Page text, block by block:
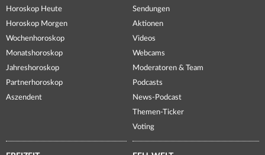
Horoskop Heute
Horoskop Morgen
Wochenhoroskop
Monatshoroskop
Jahreshoroskop
Partnerhoroskop
Aszendent
Sendungen
Aktionen
Videos
Webcams
Moderatoren & Team
Podcasts
News-Podcast
Themen-Ticker
Voting